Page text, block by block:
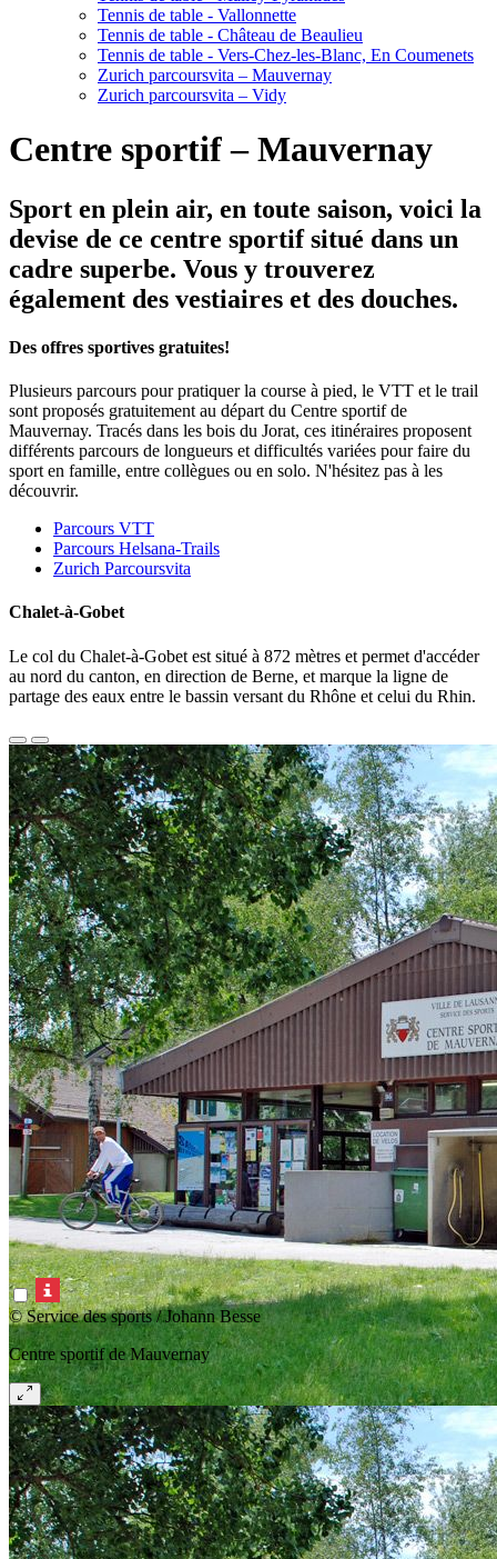
Tennis de table - Vallonnette
Tennis de table - Château de Beaulieu
Tennis de table - Vers-Chez-les-Blanc, En Coumenets
Zurich parcoursvita – Mauvernay
Zurich parcoursvita – Vidy
Centre sportif – Mauvernay
Sport en plein air, en toute saison, voici la
devise de ce centre sportif situé dans un
cadre superbe. Vous y trouverez
également des vestiaires et des douches.
Des offres sportives gratuites!
Plusieurs parcours pour pratiquer la course à pied, le VTT et le trail
sont proposés gratuitement au départ du Centre sportif de
Mauvernay. Tracés dans les bois du Jorat, ces itinéraires proposent
différents parcours de longueurs et difficultés variées pour faire du
sport en famille, entre collègues ou en solo. N'hésitez pas à les
découvrir.
Parcours VTT
Parcours Helsana-Trails
Zurich Parcoursvita
Chalet-à-Gobet
Le col du Chalet-à-Gobet est situé à 872 mètres et permet d'accéder
au nord du canton, en direction de Berne, et marque la ligne de
partage des eaux entre le bassin versant du Rhône et celui du Rhin.
© Service des sports / Johann Besse
Centre sportif de Mauvernay